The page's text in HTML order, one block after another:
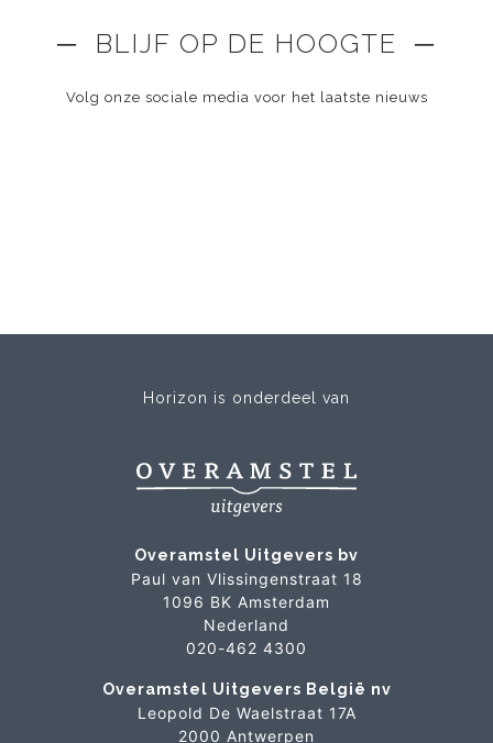
─ BLIJF OP DE HOOGTE ─
Volg onze sociale media voor het laatste nieuws
Horizon is onderdeel van
Overamstel Uitgevers bv
Paul van Vlissingenstraat 18
1096 BK Amsterdam
Nederland
020-462 4300
Overamstel Uitgevers België nv
Leopold De Waelstraat 17A
2000 Antwerpen